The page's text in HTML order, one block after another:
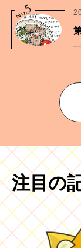
No.
5
注目の